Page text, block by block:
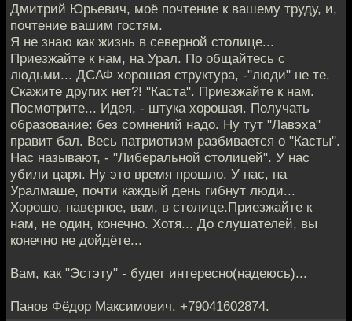
Дмитрий Юрьевич, моё почтение к вашему труду, и,
почтение вашим гостям.
Я не знаю как жизнь в северной столице...
Приезжайте к нам, на Урал. По общайтесь с
людьми... ДСАФ хорошая структура, -"люди" не те.
Скажите других нет?! "Каста". Приезжайте к нам.
Посмотрите... Идея, - штука хорошая. Получать
образование: без сомнений надо. Ну тут "Лавэха"
правит бал. Весь патриотизм разбивается о "Касты".
Нас называют, - "Либеральной столицей". У нас
убили царя. Ну это время прошло. У нас, на
Уралмаше, почти каждый день гибнут люди...
Хорошо, наверное, вам, в столице.Приезжайте к
нам, не один, конечно. Хотя... До слушателей, вы
конечно не дойдёте...
Вам, как "Эстэту" - будет интересно(надеюсь)...
Панов Фёдор Максимович. +79041602874.